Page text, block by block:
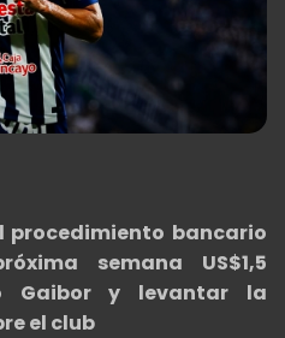
procedimiento bancario
semana US$1,5
Gaibor y levantar la
el club